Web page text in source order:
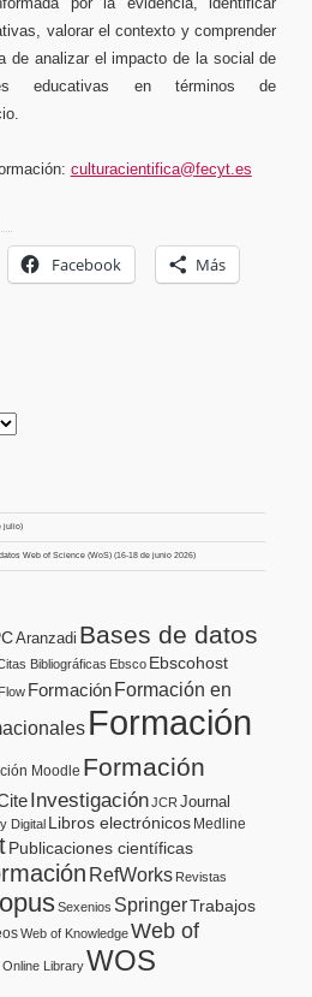
valorar el contexto y comprender
de analizar el impacto de la social de
educativas en términos de
culturacientifica@fecyt.es
Facebook Más
julio)
Web of Science (WoS) (16-18 de junio 2026)
Aranzadi Bases de datos
Bibliográficas Ebsco Ebscohost
Flow FormaciónFormación en
Formación
Moodle Formación
InvestigaciónJCR Journal
Digital Libros electrónicos Medline
Publicaciones científicas
RefWorks Revistas
Sexenios SpringerTrabajos
Web of KnowledgeWeb of
Online LibraryWOS